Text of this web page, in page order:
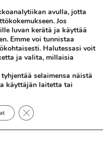
Valikko
avulla, jotta
Jos
luvan kerätä ja käyttää
Emme voi tunnistaa
Halutessasi voit
ja valita, millaisia
selaimensa näistä
käyttäjän laitetta tai
Sulje evästebanneri